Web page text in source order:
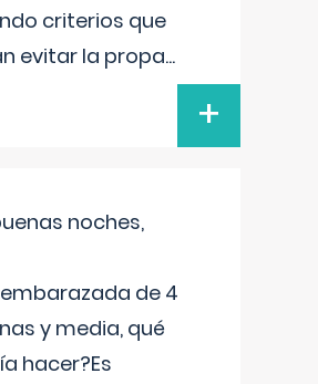
criterios que
evitar la propa...
+
noches,
de 4
y media, qué
hacer?Es